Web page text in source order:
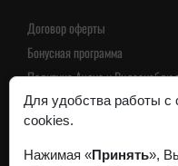
Для удобства работы
cookies.
Нажимая «Принять»,
Договор оферты
Бонусная программа
Политика Аудио и
Пользовательское соглашение
Политика конфиденциальности